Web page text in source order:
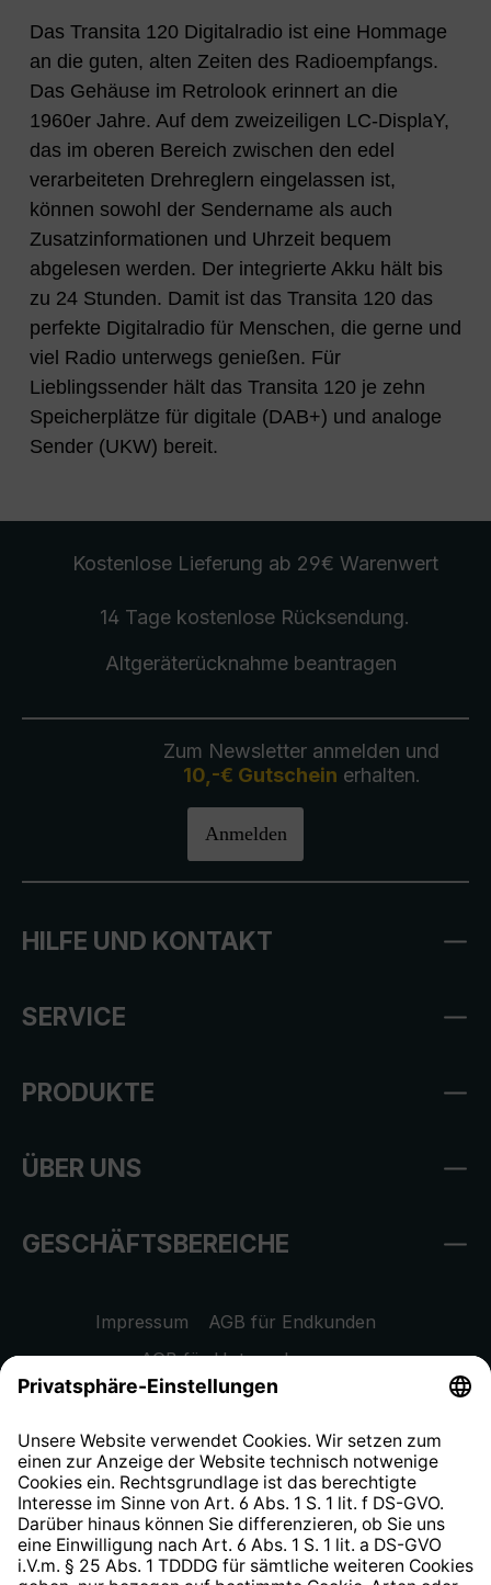
Das Transita 120 Digitalradio ist eine Hommage
an die guten, alten Zeiten des Radioempfangs.
Das Gehäuse im Retrolook erinnert an die
1960er Jahre. Auf dem zweizeiligen LC-DisplaY,
das im oberen Bereich zwischen den edel
verarbeiteten Drehreglern eingelassen ist,
können sowohl der Sendername als auch
Zusatzinformationen und Uhrzeit bequem
abgelesen werden. Der integrierte Akku hält bis
zu 24 Stunden. Damit ist das Transita 120 das
perfekte Digitalradio für Menschen, die gerne und
viel Radio unterwegs genießen. Für
Lieblingssender hält das Transita 120 je zehn
Speicherplätze für digitale (DAB+) und analoge
Sender (UKW) bereit.
Kostenlose Lieferung ab 29€ Warenwert
14 Tage kostenlose Rücksendung.
Altgeräterücknahmebeantragen
Zum Newsletter anmelden und
10,-€ Gutschein erhalten.
Anmelden
HILFE UND KONTAKT
SERVICE
PRODUKTE
ÜBER UNS
GESCHÄFTSBEREICHE
Impressum
AGB für Endkunden
AGB für Unternehmen
Datenschutzhinweis
Widerrufsrecht
Hinweisgeberschutzsystem
Barrierefreiheit